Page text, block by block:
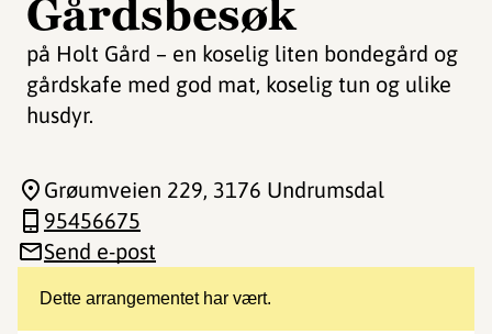
Gårdsbesøk
på Holt Gård – en koselig liten bondegård og
gårdskafe med god mat, koselig tun og ulike
husdyr.
Dette arrangementet har vært.
Grøumveien 229, 3176 Undrumsdal
95456675
Send e-post